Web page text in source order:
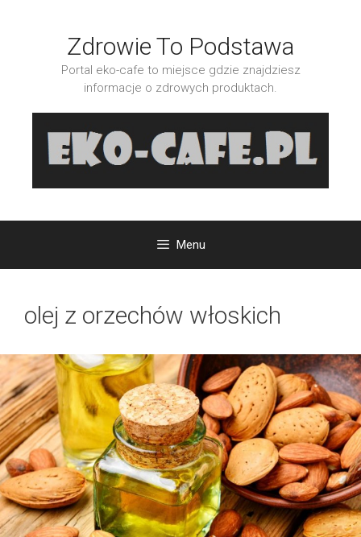
Zdrowie To Podstawa
Portal eko-cafe to miejsce gdzie znajdziesz
informacje o zdrowych produktach.
Menu
olej z orzechów włoskich